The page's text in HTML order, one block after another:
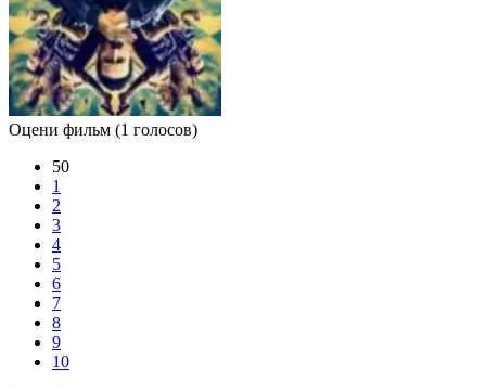
Оцени фильм (1 голосов)
50
1
2
3
4
5
6
7
8
9
10